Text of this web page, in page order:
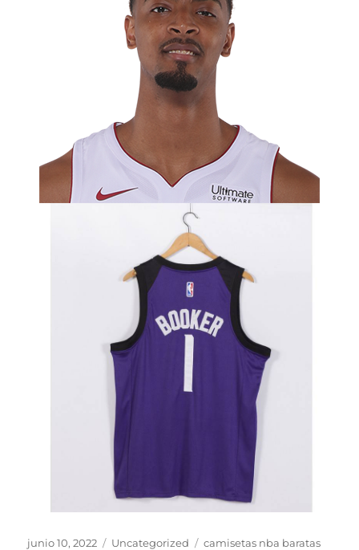
Publicado
junio 10, 2022 Categorías
Uncategorized Etiquetas
camisetas nba baratas